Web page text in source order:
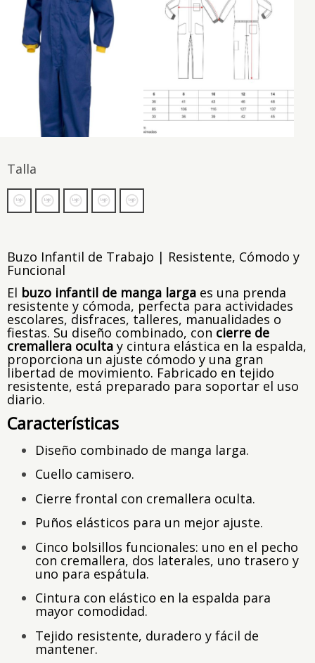
Talla
Buzo Infantil de Trabajo | Resistente, Cómodo y
Funcional
El buzo infantil de manga larga es una prenda
resistente y cómoda, perfecta para actividades
escolares, disfraces, talleres, manualidades o
fiestas. Su diseño combinado, con cierre de
cremallera oculta y cintura elástica en la espalda,
proporciona un ajuste cómodo y una gran
libertad de movimiento. Fabricado en tejido
resistente, está preparado para soportar el uso
diario.
Características
Diseño combinado de manga larga.
Cuello camisero.
Cierre frontal con cremallera oculta.
Puños elásticos para un mejor ajuste.
Cinco bolsillos funcionales: uno en el pecho
con cremallera, dos laterales, uno trasero y
uno para espátula.
Cintura con elástico en la espalda para
mayor comodidad.
Tejido resistente, duradero y fácil de
mantener.